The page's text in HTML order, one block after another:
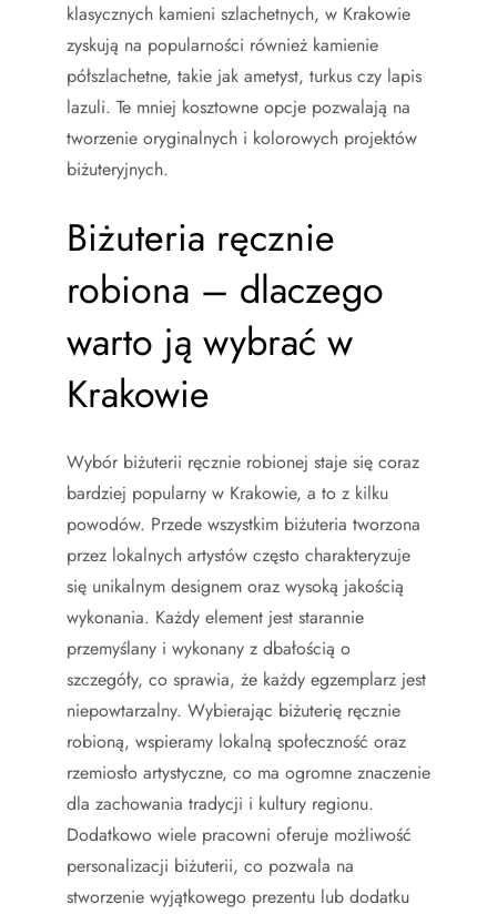
klasycznych kamieni szlachetnych, w Krakowie
zyskują na popularności również kamienie
półszlachetne, takie jak ametyst, turkus czy lapis
lazuli. Te mniej kosztowne opcje pozwalają na
tworzenie oryginalnych i kolorowych projektów
biżuteryjnych.
Biżuteria ręcznie
robiona – dlaczego
warto ją wybrać w
Krakowie
Wybór biżuterii ręcznie robionej staje się coraz
bardziej popularny w Krakowie, a to z kilku
powodów. Przede wszystkim biżuteria tworzona
przez lokalnych artystów często charakteryzuje
się unikalnym designem oraz wysoką jakością
wykonania. Każdy element jest starannie
przemyślany i wykonany z dbałością o
szczegóły, co sprawia, że każdy egzemplarz jest
niepowtarzalny. Wybierając biżuterię ręcznie
robioną, wspieramy lokalną społeczność oraz
rzemiosło artystyczne, co ma ogromne znaczenie
dla zachowania tradycji i kultury regionu.
Dodatkowo wiele pracowni oferuje możliwość
personalizacji biżuterii, co pozwala na
stworzenie wyjątkowego prezentu lub dodatku